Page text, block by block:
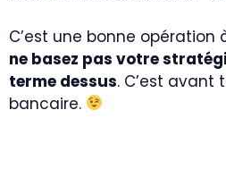
C’est une bonne
ne basez pas votre
terme dessus. C’est
bancaire.